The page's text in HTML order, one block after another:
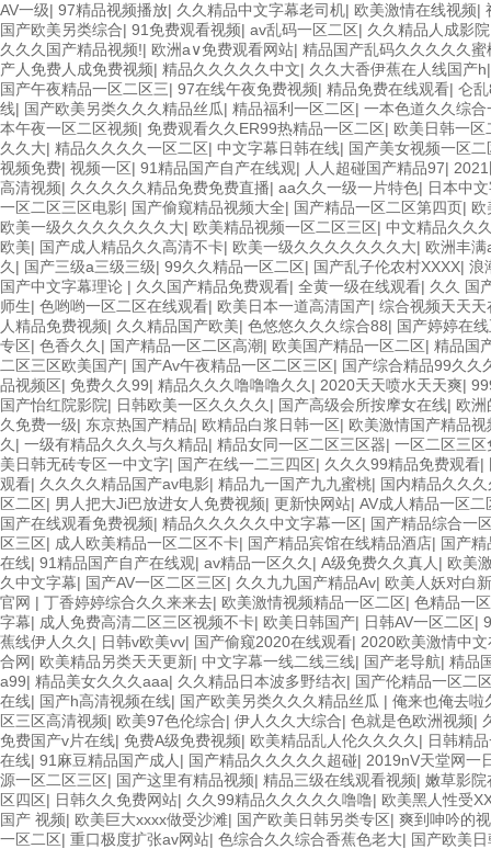
AV一级| 97精品视频播放| 久久精品中文字幕老司机| 欧美激情在线视频|
国产欧美另类综合| 91免费观看视频| av乱码一区二区| 久久精品人成影院
久久久国产精品视频!| 欧洲a∨免费观看网站| 精品国产乱码久久久久久
产人免费人成免费视频| 精品久久久久久中文| 久久大香伊蕉在人线国产h
国产午夜精品一区二区三| 97在线午夜免费视频| 精品免费在线观看| 仑
线| 国产欧美另类久久久精品丝瓜| 精品福利一区二区| 一本色道久久综合
本午夜一区二区视频| 免费观看久久ER99热精品一区二区| 欧美日韩一区
久久大| 精品久久久久一区二区| 中文字幕日韩在线| 国产美女视频一区二
视频免费| 视频一区| 91精品国产自产在线观| 人人超碰国产精品97|
高清视频| 久久久久久精品免费免费直播| aa久久一级一片特色| 日本中
一区二区三区电影| 国产偷窥精品视频大全| 国产精品一区二区第四页| 欧
欧美一级久久久久久久久大| 欧美精品视频一区二区三区| 中文精品久久
欧美| 国产成人精品久久高清不卡| 欧美一级久久久久久久久大| 欧洲丰满
久 | 国产三级a三级三级| 99久久精品一区二区| 国产乱子伦农村XXXX| 浪
国产中文字幕理论 | 久久国产精品免费观看| 全黄一级在线观看| 久久 国
师生| 色哟哟一区二区在线观看| 欧美日本一道高清国产| 综合视频天天天
人精品免费视频| 久久精品国产欧美| 色悠悠久久久综合88| 国产婷婷在
专区| 色香久久 | 国产精品一区二区高潮| 欧美国产精品一区二区| 精品国
二区三区欧美国产| 国产Av午夜精品一区二区三区| 国产综合精品99久久
品视频区| 免费久久99| 精品久久久噜噜噜久久 | 2020天天喷水天天爽|
国产怡红院影院| 日韩欧美一区久久久久 | 国产高级会所按摩女在线| 欧洲
久免费一级| 东京热国产精品| 欧精品白浆日韩一区| 欧美激情国产精品
久 | 一级有精品久久久与久精品| 精品女同一区二区三区器| 一区二区三区
美日韩无砖专区一中文字| 国产在线一二三四区| 久久久99精品免费观看|
观看| 久久久久精品国产av电影| 精品九一国产九九蜜桃| 国内精品久久久
区二区| 男人把大Ji巴放进女人免费视频| 更新快网站| AV成人精品一区二
国产在线观看免费视频| 精品久久久久久中文字幕一区| 国产精品综合一
区三区| 成人欧美精品一区二区不卡| 国产精品宾馆在线精品酒店| 国产
在线| 91精品国产自产在线观| av精品一区久久 | A级免费久久真人 | 欧美
久中文字幕| 国产AV一区二区三区| 久久九九国产精品Av| 欧美人妖对白
官网 | 丁香婷婷综合久久来来去| 欧美激情视频精品一区二区| 色精品一
字幕| 成人免费高清二区三区视频不卡| 欧美日韩国产| 日韩AV一区二区|
蕉线伊人久久 | 日韩v欧美vv| 国产偷窥2020在线观看| 2020欧美激情中
合网| 欧美精品另类天天更新| 中文字幕一线二线三线| 国产老导航| 精品
a99| 精品美女久久久aaa| 久久精品日本波多野结衣| 国产伦精品一区二
在线| 国产h高清视频在线| 国产欧美另类久久久精品丝瓜 | 俺来也俺去啦
区三区高清视频| 欧美97色伦综合| 伊人久久大综合| 色就是色欧洲视频|
免费国产v片在线| 免费A级免费视频| 欧美精品乱人伦久久久久 | 日韩精
在线| 91麻豆精品国产成人 | 国产精品久久久久久超碰| 2019nV天堂网一
源一区二区三区| 国产这里有精品视频| 精品三级在线观看视频| 嫩草影院
区四区| 日韩久久免费网站| 久久99精品久久久久久噜噜| 欧美黑人性受
国产 视频| 欧美巨大xxxx做受沙滩| 国产欧美日韩另类专区| 爽到呻吟的
一区二区| 重口极度扩张av网站| 色综合久久综合香蕉色老大| 国产欧美